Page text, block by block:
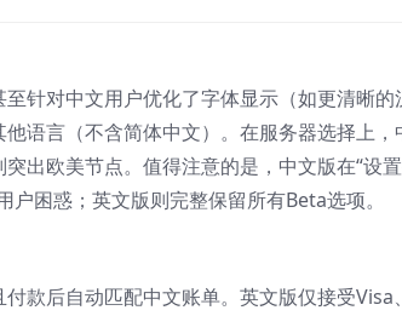
针对中文用户优化了字体显示（如更清晰的
语言（不含简体中文）。在服务器选择上，
出欧美节点。值得注意的是，中文版在“设
困惑；英文版则完整保留所有Beta选项。
款后自动匹配中文账单。英文版仅接受Visa、